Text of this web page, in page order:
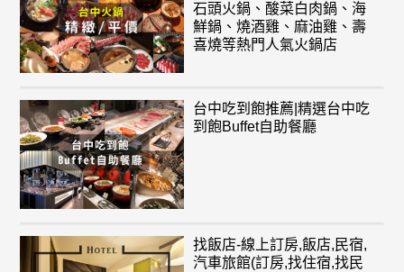
石頭火鍋、酸菜白肉鍋、海
鮮鍋、燒酒雞、麻油雞、壽
喜燒等熱門人氣火鍋店
台中吃到飽推薦|精選台中吃
到飽Buffet自助餐廳
找飯店-線上訂房,飯店,民宿,
汽車旅館(訂房,找住宿,找民